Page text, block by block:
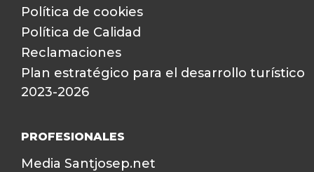
Política de cookies
Política de Calidad
Reclamaciones
Plan estratégico para el desarrollo turístico
2023-2026
PROFESIONALES
Media Santjosep.net